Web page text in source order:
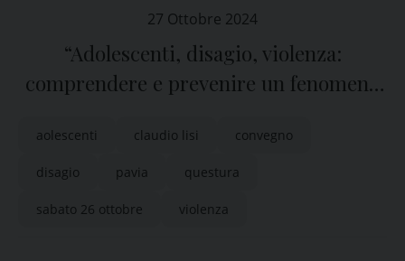
27 Ottobre 2024
“Adolescenti, disagio, violenza:
comprendere e prevenire un fenomeno
aolescenti claudio lisi convegno
disagio pavia questura
sabato 26 ottobre violenza